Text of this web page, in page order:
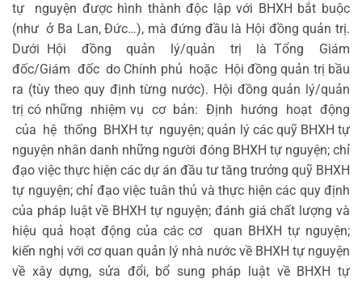
tự nguyện được hình thành độc lập với BHXH bắt buộc
(như ở Ba Lan, Đức…), mà đứng đầu là Hội đồng quản trị.
Dưới Hội đồng quản lý/quản trị là Tổng Giám
đốc/Giám đốc do Chính phủ hoặc Hội đồng quản trị bầu
ra (tùy theo quy định từng nước). Hội đồng quản lý/quản
trị có những nhiệm vụ cơ bản: Định hướng hoạt động
của hệ thống BHXH tự nguyện; quản lý các quỹ BHXH tự
nguyện nhân danh những người đóng BHXH tự nguyện; chỉ
đạo việc thực hiện các dự án đầu tư tăng trưởng quỹ BHXH
tự nguyện; chỉ đạo việc tuân thủ và thực hiện các quy định
của pháp luật về BHXH tự nguyện; đánh giá chất lượng và
hiệu quả hoạt động của các cơ quan BHXH tự nguyện;
kiến nghị với cơ quan quản lý nhà nước về BHXH tự nguyện
về xây dựng, sửa đổi, bổ sung pháp luật về BHXH tự